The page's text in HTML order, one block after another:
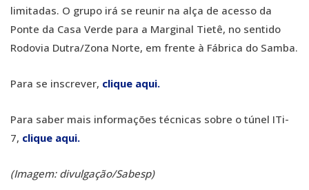
limitadas. O grupo irá se reunir na alça de acesso da
Ponte da Casa Verde para a Marginal Tietê, no sentido
Rodovia Dutra/Zona Norte, em frente à Fábrica do Samba.
Para se inscrever, clique aqui.
Para saber mais informações técnicas sobre o túnel ITi-
7, clique aqui.
(Imagem: divulgação/Sabesp)